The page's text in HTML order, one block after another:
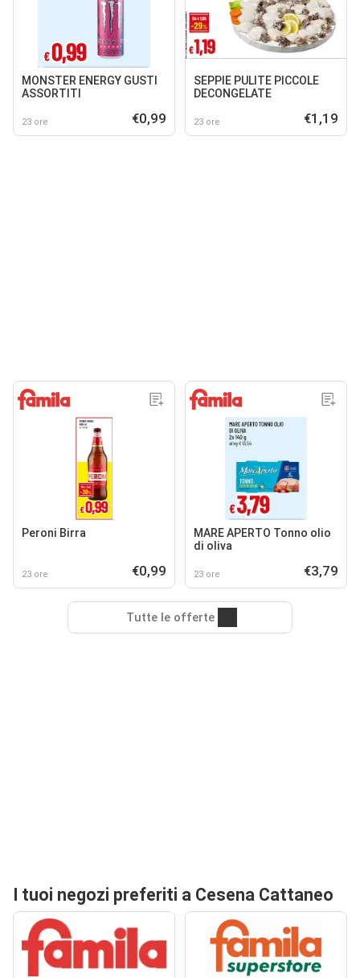
MONSTER ENERGY GUSTI
ASSORTITI
23 ore €0,99
SEPPIE PULITE PICCOLE
DECONGELATE
23 ore €1,19
Peroni Birra
23 ore €0,99
MARE APERTO Tonno olio
di oliva
23 ore €3,79
Tutte le offerte
I tuoi negozi preferiti a Cesena Cattaneo